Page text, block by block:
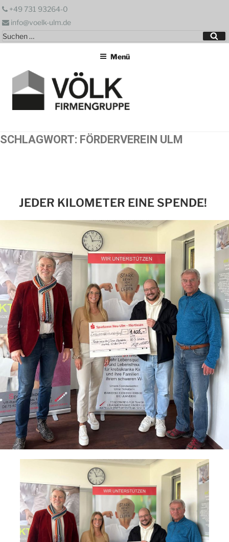
Zum
springen
+49 731 93264-0
info@voelk-ulm.de
Suchen
nach:
Menü
SCHLAGWORT: FÖRDERVEREIN ULM
JEDER KILOMETER EINE SPENDE!